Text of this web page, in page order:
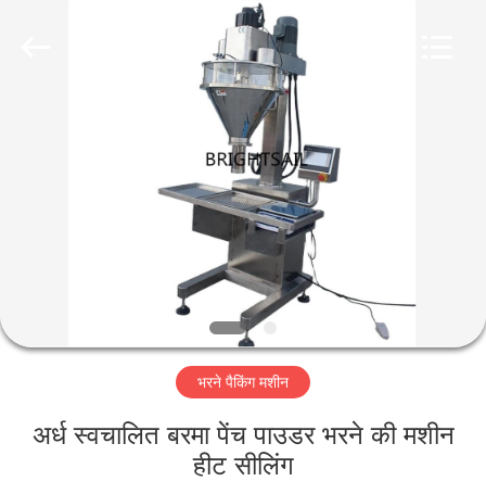
हमारे
बारे
भरने पैकिंग मशीन
अर्ध स्वचालित बरमा पेंच पाउडर भरने की मशीन
हीट सीलिंग